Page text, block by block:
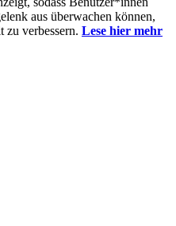
aus überwachen können,
zu verbessern. Lese hier mehr